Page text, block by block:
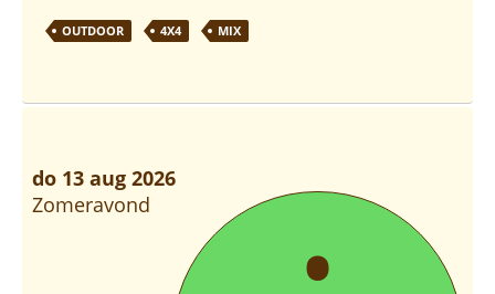
OUTDOOR 4X4 MIX
do 13 aug 2026
Zomeravond